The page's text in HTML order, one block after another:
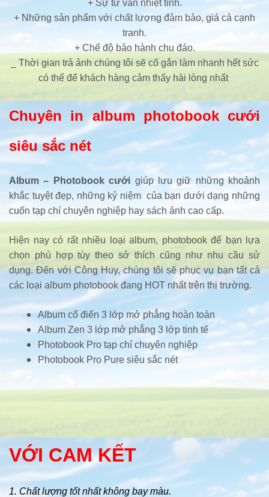
+ Sự tư vấn nhiệt tình.
+ Những sản phẩm với chất lượng đảm bảo, giá cả cạnh
tranh.
+ Chế độ bảo hành chu đáo.
_ Thời gian trả ảnh chúng tôi sẽ cố gắn làm nhanh hết sức
có thể để khách hàng cảm thấy hài lòng nhất
Chuyên in album photobook cưới
siêu sắc nét
Album – Photobook cưới giúp lưu giữ những khoảnh
khắc tuyệt đẹp, những kỷ niệm của bạn dưới dạng những
cuốn tạp chí chuyên nghiệp hay sách ảnh cao cấp.
Hiện nay có rất nhiều loại album, photobook để bạn lựa
chọn phù hợp tùy theo sở thích cũng như nhu cầu sử
dụng. Đến với Công Huy, chúng tôi sẽ phục vụ bạn tất cả
các loại album photobook đang HOT nhất trên thị trường.
Album cổ điển 3 lớp mở phẳng hoàn toàn
Album Zen 3 lớp mở phẳng 3 lớp tinh tế
Photobook Pro tạp chí chuyên nghiệp
Photobook Pro Pure siêu sắc nét
VỚI CAM KẾT
1. Chất lượng tốt nhất không bay màu.